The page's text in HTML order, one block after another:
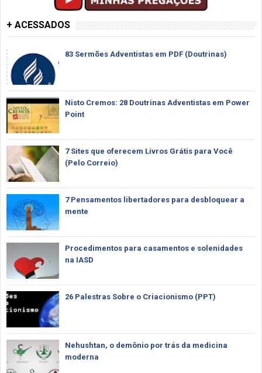
+ ACESSADOS
83 Sermões Adventistas em PDF (Doutrinas)
Nisto Cremos: 28 Doutrinas Adventistas em Power
Point
7 Sites que oferecem Livros Grátis para Você
(Pelo Correio)
7 Pensamentos libertadores para desbloquear a
mente
Procedimentos para casamentos e solenidades
na IASD
26 Palestras Sobre o Criacionismo (PPT)
Nehushtan, o demônio por trás da medicina
moderna